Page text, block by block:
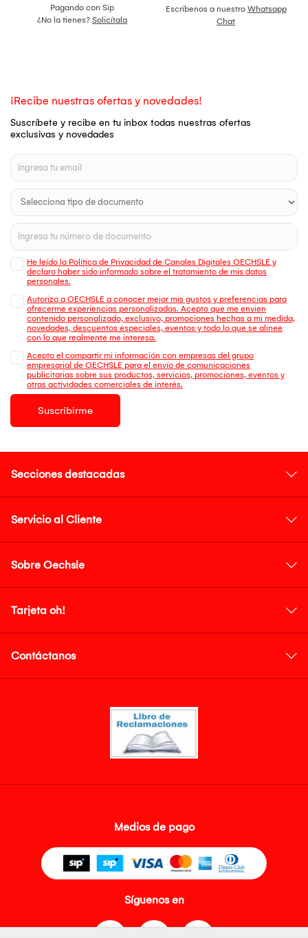
Pagando con Sip
¿No la tienes? Solicítala
Escríbenos a nuestro Whatsapp
Chat
¡Recibe nuestras ofertas y novedades!
Suscríbete y recibe en tu inbox todas nuestras ofertas
exclusivas y novedades
He leído la Política de Privacidad de Canales Digitales OECHSLE y
declaro haber sido informado sobre el tratamiento de mis datos
personales.
Autorizo a OECHSLE a conocer mejor mis gustos y preferencias para
ofrecerme experiencias personalizadas. Acepto que me envien
contenido personalizado, exclusivo, promociones hechas a mi medida,
novedades, descuentos especiales, eventos y todo lo que se alinee
con lo que realmente me interesa.
Acepto el compartir mi información con empresas del grupo
empresarial de OECHSLE para el envío de comunicaciones
publicitarias sobre sus productos, servicios, promociones, eventos y
otras actividades comerciales de interés.
Suscribirme
Secciones destacadas
Servicio al Cliente
Sobre Oechsle
Tarjeta oh!
Contáctanos
Medios de pago
Síguenos en